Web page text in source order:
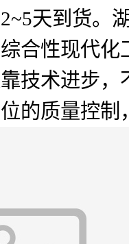
天到货。
合性现代
技术进步
的质量控